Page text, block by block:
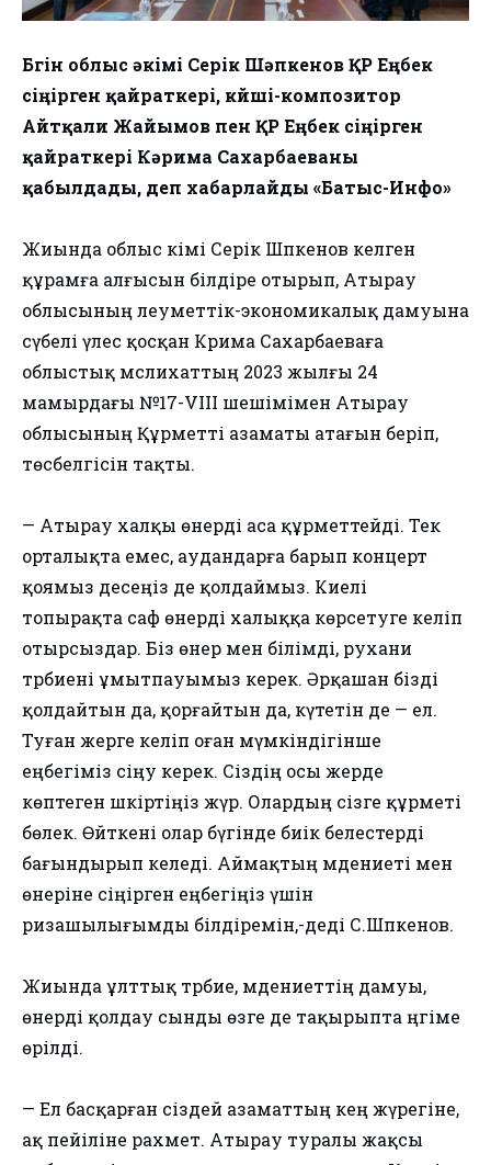
Бүгін облыс әкімі Серік Шәпкенов ҚР Еңбек
сіңірген қайраткері, күйші-композитор
Айтқали Жайымов пен ҚР Еңбек сіңірген
қайраткері Кәрима Сахарбаеваны
қабылдады, деп хабарлайды «Батыс-Инфо»
Жиында облыс әкімі Серік Шәпкенов келген
құрамға алғысын білдіре отырып, Атырау
облысының әлеуметтік-экономикалық дамуына
сүбелі үлес қосқан Кәрима Сахарбаеваға
облыстық мәслихаттың 2023 жылғы 24
мамырдағы №17-VIII шешімімен Атырау
облысының Құрметті азаматы атағын беріп,
төсбелгісін тақты.
— Атырау халқы өнерді аса құрметтейді. Тек
орталықта емес, аудандарға барып концерт
қоямыз десеңіз де қолдаймыз. Киелі
топырақта саф өнерді халыққа көрсетуге келіп
отырсыздар. Біз өнер мен білімді, рухани
тәрбиені ұмытпауымыз керек. Әрқашан бізді
қолдайтын да, қорғайтын да, күтетін де — ел.
Туған жерге келіп оған мүмкіндігінше
еңбегіміз сіңу керек. Сіздің осы жерде
көптеген шәкіртіңіз жүр. Олардың сізге құрметі
бөлек. Өйткені олар бүгінде биік белестерді
бағындырып келеді. Аймақтың мәдениеті мен
өнеріне сіңірген еңбегіңіз үшін
ризашылығымды білдіремін,-деді С.Шәпкенов.
Жиында ұлттық тәрбие, мәдениеттің дамуы,
өнерді қолдау сынды өзге де тақырыпта әңгіме
өрілді.
— Ел басқарған сіздей азаматтың кең жүрегіне,
ақ пейіліне рахмет. Атырау туралы жақсы